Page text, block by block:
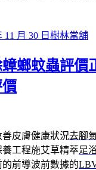
11 月 30 日 類
樹林當舖
螂蚊蟲評價
皮膚健康狀況去腳
工程施艾草精萃足
前導波前數據的